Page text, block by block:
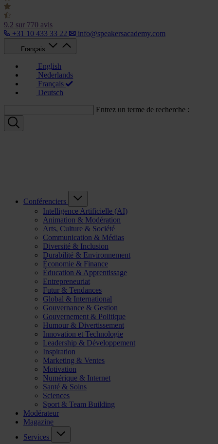
9.2 sur 770 avis
+31 10 433 33 22
info@speakersacademy.com
Français
English
Nederlands
Français
Deutsch
Entrez un terme de recherche :
Conférenciers
Intelligence Artificielle (AI)
Animation & Modération
Arts, Culture & Société
Communication & Médias
Diversité & Inclusion
Durabilité & Environnement
Économie & Finance
Éducation & Apprentissage
Entrepreneuriat
Futur & Tendances
Global & International
Gouvernance & Gestion
Gouvernement & Politique
Humour & Divertissement
Innovation et Technologie
Leadership & Développement
Inspiration
Marketing & Ventes
Motivation
Numérique & Internet
Santé & Soins
Sciences
Sport & Team Building
Modérateur
Magazine
Services